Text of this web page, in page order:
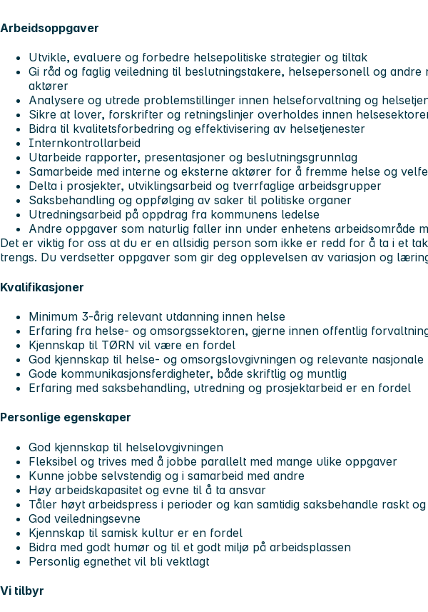
Arbeidsoppgaver
Utvikle, evaluere og forbedre helsepolitiske strategier og tiltak
Gi råd og faglig veiledning til beslutningstakere, helsepersonell og andre
aktører
Analysere og utrede problemstillinger innen helseforvaltning og
Sikre at lover, forskrifter og retningslinjer overholdes innen
Bidra til kvalitetsforbedring og effektivisering av helsetjenester
Internkontrollarbeid
Utarbeide rapporter, presentasjoner og beslutningsgrunnlag
Samarbeide med interne og eksterne aktører for å fremme helse og
Delta i prosjekter, utviklingsarbeid og tverrfaglige arbeidsgrupper
Saksbehandling og oppfølging av saker til politiske organer
Utredningsarbeid på oppdrag fra kommunens ledelse
Andre oppgaver som naturlig faller inn under enhetens arbeidsområde
Det er viktig for oss at du er en allsidig person som ikke er redd for å ta i et
trengs. Du verdsetter oppgaver som gir deg opplevelsen av variasjon og
Kvalifikasjoner
Minimum 3-årig relevant utdanning innen helse
Erfaring fra helse- og omsorgssektoren, gjerne innen offentlig
Kjennskap til TØRN vil være en fordel
God kjennskap til helse- og omsorgslovgivningen og relevante
Gode kommunikasjonsferdigheter, både skriftlig og muntlig
Erfaring med saksbehandling, utredning og prosjektarbeid er en fordel
Personlige egenskaper
God kjennskap til helselovgivningen
Fleksibel og trives med å jobbe parallelt med mange ulike oppgaver
Kunne jobbe selvstendig og i samarbeid med andre
Høy arbeidskapasitet og evne til å ta ansvar
Tåler høyt arbeidspress i perioder og kan samtidig saksbehandle raskt
God veiledningsevne
Kjennskap til samisk kultur er en fordel
Bidra med godt humør og til et godt miljø på arbeidsplassen
Personlig egnethet vil bli vektlagt
Vi tilbyr